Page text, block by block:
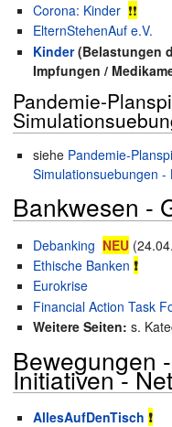
Corona: Kinder ❗❗
ElternStehenAuf e.V.
Kinder(Belastungen
Impfungen /
Pandemie-
siehe Pandemie-
Simulationsuebungen -
Bankwesen -
Debanking NEU
Ethische Banken ❗
Eurokrise
Financial Action Task
Weitere Seiten: s.
Bewegungen
Initiativen -
AllesAufDenTisch ❗